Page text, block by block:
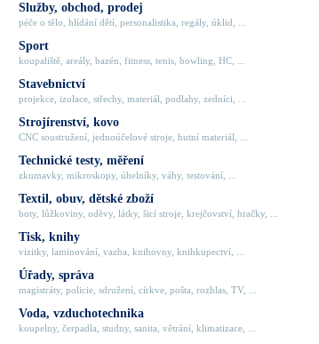
Služby, obchod, prodej
péče o tělo, hlídání dětí, personalistika, regály, úklid, ...
Sport
koupaliště, areály, bazén, fitness, tenis, bowling, HC, ...
Stavebnictví
projekce, izolace, střechy, materiál, podlahy, zedníci, ...
Strojírenství, kovo
CNC soustružení, jednoúčelové stroje, hutní materiál, ...
Technické testy, měření
zkumavky, mikroskopy, úhelníky, váhy, testování, ...
Textil, obuv, dětské zboží
boty, lůžkoviny, oděvy, látky, šicí stroje, krejčovství, hračky, ...
Tisk, knihy
vizitky, laminování, vazba, knihovny, knihkupectví, ...
Úřady, správa
magistráty, policie, sdružení, církve, pošta, rozhlas, TV, ...
Voda, vzduchotechnika
koupelny, čerpadla, studny, sanita, větrání, klimatizace, ...